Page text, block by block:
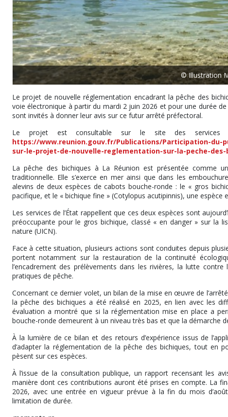
© Illustration
Le projet de nouvelle réglementation encadrant la pêche des
voie électronique à partir du mardi 2 juin 2026 et pour une durée
sont invités à donner leur avis sur ce futur arrêté préfectoral.
Le projet est consultable sur le site des services
https://www.reunion.gouv.fr/Publications/Participation-du-
sur-le-projet-de-nouvelle-reglementation-sur-la-peche-des-
La pêche des bichiques à La Réunion est présentée comme
traditionnelle. Elle s’exerce en mer ainsi que dans les
alevins de deux espèces de cabots bouche-ronde : le « gros
pacifique, et le « bichique fine » (Cotylopus acutipinnis), une espèce
Les services de l’État rappellent que ces deux espèces sont
préoccupante pour le gros bichique, classé « en danger » sur la
nature (UICN).
Face à cette situation, plusieurs actions sont conduites depuis
portent notamment sur la restauration de la continuité
l’encadrement des prélèvements dans les rivières, la lutte
pratiques de pêche.
Concernant ce dernier volet, un bilan de la mise en œuvre de
la pêche des bichiques a été réalisé en 2025, en lien avec les
évaluation a montré que si la réglementation mise en place a
bouche-ronde demeurent à un niveau très bas et que la démarche
À la lumière de ce bilan et des retours d’expérience issus de
d’adapter la réglementation de la pêche des bichiques, tout en
pèsent sur ces espèces.
À l’issue de la consultation publique, un rapport recensant les
manière dont ces contributions auront été prises en compte. La
2026, avec une entrée en vigueur prévue à la fin du mois
limitation de durée.